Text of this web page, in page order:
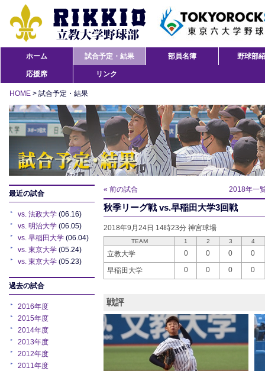
ホーム 試合予定・結果 部員名簿 野球部
応援席 リンク
HOME > 試合予定・結果
最近の試合
vs. 法政大学 (06.16)
vs. 明治大学 (06.05)
vs. 早稲田大学 (06.04)
vs. 東京大学 (05.24)
vs. 東京大学 (05.23)
過去の試合
2016年度
2015年度
2014年度
2013年度
2012年度
2011年度
« 前の試合 2018年一
秋季リーグ戦 vs.早稲田大学3回戦
2018年9月24日 14時23分 神宮球場
TEAM 1 2 3 4
立教大学 0 0 0 0
早稲田大学 0 0 0 0
戦評